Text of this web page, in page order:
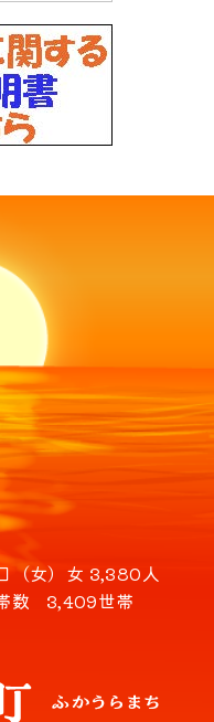
（女） 女 3,380人
数 3,409世帯